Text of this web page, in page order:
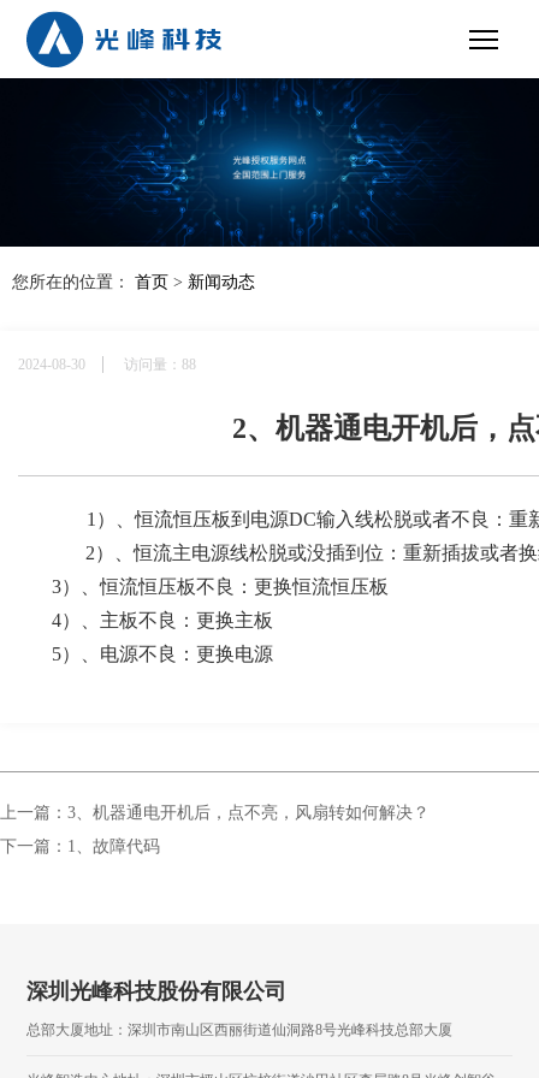
您所在的位置： 首页 > 新闻动态
2024-08-30 访问量：88
2、机器通电开机后，
1 ） 、恒流恒压板到电源DC输入线松脱或者不良：重
2）
、恒流主电源线松脱或没插到位： 重新插拔或者换
3）
、恒流恒压板不良：更换恒流恒压板
4）、主板不良：更换主板
5）、电源不良：更换电源
上一篇：3、机器通电开机后，点不亮，风扇转如何解决？
下一篇：1、故障代码
深圳光峰科技股份有限公司
总部大厦地址：深圳市南山区西丽街道仙洞路8号光峰科技总部大厦